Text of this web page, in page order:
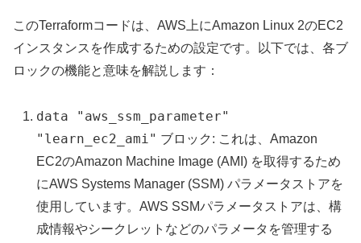
このTerraformコードは、AWS上にAmazon Linux 2のEC2
インスタンスを作成するための設定です。以下では、各ブ
ロックの機能と意味を解説します：
data "aws_ssm_parameter"
"learn_ec2_ami" ブロック: これは、Amazon
EC2のAmazon Machine Image (AMI) を取得するため
にAWS Systems Manager (SSM) パラメータストアを
使用しています。AWS SSMパラメータストアは、構
成情報やシークレットなどのパラメータを管理する